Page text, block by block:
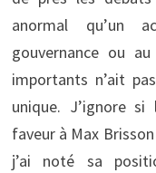
anormal qu’un
gouvernance ou
importants n’ait
unique. J’ignore
faveur à Max
j’ai noté sa